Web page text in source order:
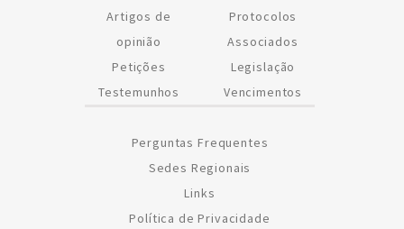
Artigos de
opinião
Petições
Testemunhos
Protocolos
Associados
Legislação
Vencimentos
Perguntas Frequentes
Sedes Regionais
Links
Política de Privacidade